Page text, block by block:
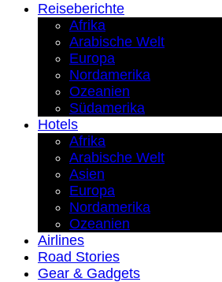
Reiseberichte
Afrika
Arabische Welt
Europa
Nordamerika
Ozeanien
Südamerika
Hotels
Afrika
Arabische Welt
Asien
Europa
Nordamerika
Ozeanien
Airlines
Road Stories
Gear & Gadgets